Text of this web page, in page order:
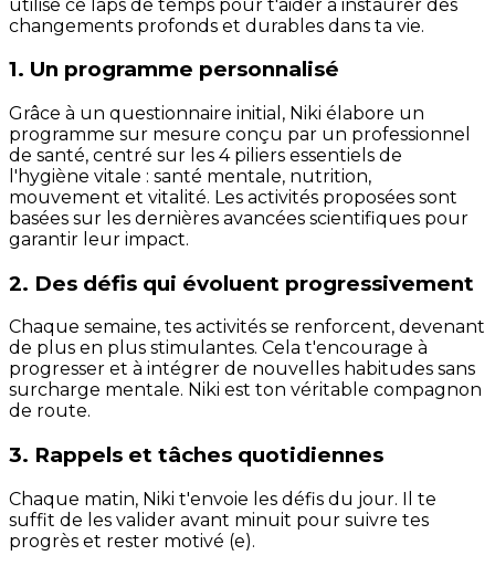
utilise ce laps de temps pour t'aider à instaurer des
changements profonds et durables dans ta vie.
1. Un programme personnalisé
Grâce à un questionnaire initial, Niki élabore un
programme sur mesure conçu par un professionnel
de santé, centré sur les 4 piliers essentiels de
l'hygiène vitale : santé mentale, nutrition,
mouvement et vitalité. Les activités proposées sont
basées sur les dernières avancées scientifiques pour
garantir leur impact.
2. Des défis qui évoluent progressivement
Chaque semaine, tes activités se renforcent, devenant
de plus en plus stimulantes. Cela t'encourage à
progresser et à intégrer de nouvelles habitudes sans
surcharge mentale. Niki est ton véritable compagnon
de route.
3. Rappels et tâches quotidiennes
Chaque matin, Niki t'envoie les défis du jour. Il te
suffit de les valider avant minuit pour suivre tes
progrès et rester motivé (e).